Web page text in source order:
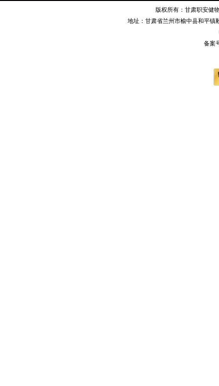
版权所有：甘肃职安健
地址：甘肃省兰州市榆中县和平镇
备案